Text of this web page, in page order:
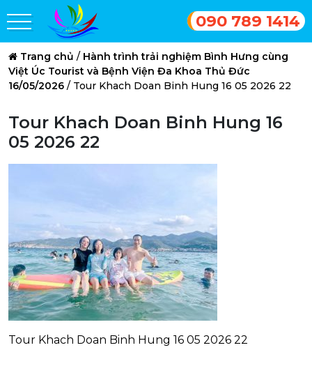
090 789 1414
Trang chủ / Hành trình trải nghiệm Bình Hưng cùng
Việt Úc Tourist và Bệnh Viện Đa Khoa Thủ Đức
16/05/2026 / Tour Khach Doan Binh Hung 16 05 2026 22
Tour Khach Doan Binh Hung 16
05 2026 22
Tour Khach Doan Binh Hung 16 05 2026 22